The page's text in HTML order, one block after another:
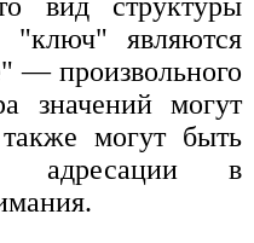
"ключ" являются
— произвольного
значений могут
могут быть
адресации в